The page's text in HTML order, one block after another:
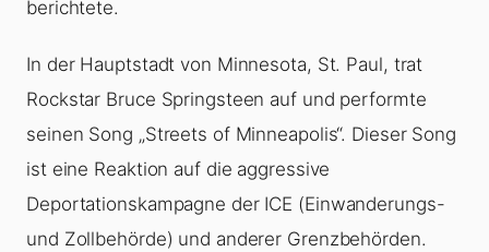
berichtete.
In der Hauptstadt von Minnesota, St. Paul, trat
Rockstar Bruce Springsteen auf und performte
seinen Song „Streets of Minneapolis“. Dieser Song
ist eine Reaktion auf die aggressive
Deportationskampagne der ICE (Einwanderungs-
und Zollbehörde) und anderer Grenzbehörden.